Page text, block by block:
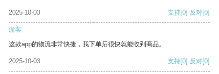
2025-10-03 支持[0] 反对[0]
游客
这款app的物流非常快捷，我下单后很快就能收到商品。
2025-10-03 支持[0] 反对[0]